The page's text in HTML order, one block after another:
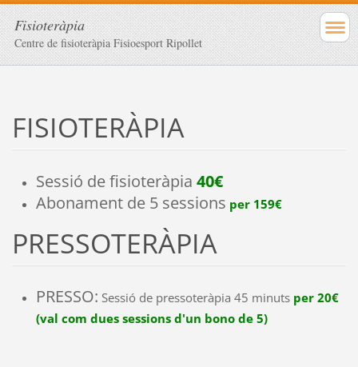
Fisioteràpia
Centre de fisioteràpia Fisioesport Ripollet
FISIOTERÀPIA
Sessió de fisioteràpia 40€
Abonament de 5 sessions per 159€
PRESSOTERÀPIA
PRESSO: Sessió de pressoteràpia 45 minuts per 20€
(val com dues sessions d'un bono de 5)